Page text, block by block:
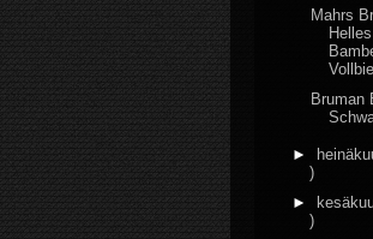
Mahrs
Helles
Bruman
►
)
►
)